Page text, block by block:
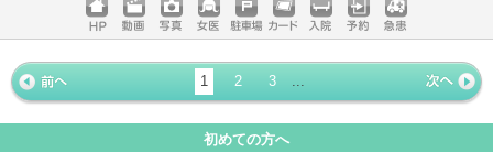
ホームペ
ージ
動画 写真 女医 駐車場
クレジッ
トカード
入院 予約 急患
« 前ペー
ジ
1 2 3
次ページ
»
初めての方へ